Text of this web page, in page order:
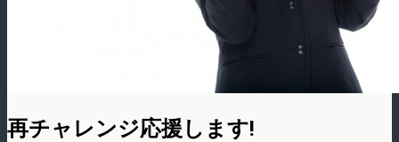
再チャレンジ応援します!